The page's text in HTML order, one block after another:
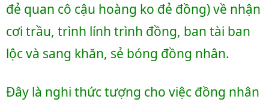
đẻ quan cô cậu hoàng ko đẻ đồng) về nhận
cơi trầu, trình lính trình đồng, ban tài ban
lộc và sang khăn, sẻ bóng đồng nhân.
Đây là nghi thức tượng cho việc đồng nhân